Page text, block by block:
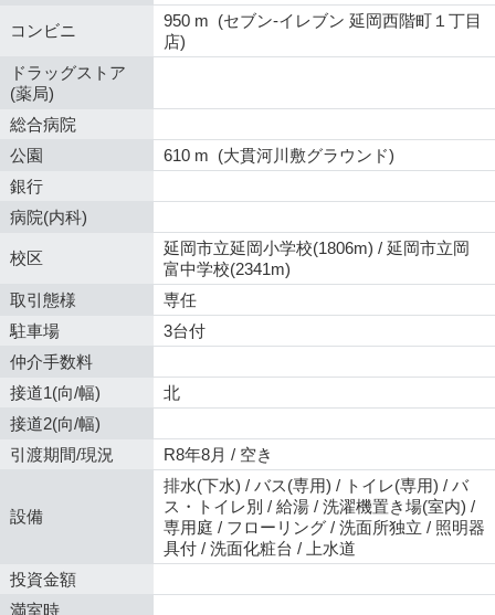
コンビニ
950 m (セブン-イレブン 延岡西階町１丁目
店)
ドラッグストア
(薬局)
総合病院
公園
610 m (大貫河川敷グラウンド)
銀行
病院(内科)
校区
延岡市立延岡小学校(1806m) / 延岡市立岡
富中学校(2341m)
取引態様
専任
駐車場
3台付
仲介手数料
接道1(向/幅)
北
接道2(向/幅)
引渡期間/現況
R8年8月 / 空き
設備
排水(下水) / バス(専用) / トイレ(専用) / バ
ス・トイレ別 / 給湯 / 洗濯機置き場(室内) /
専用庭 / フローリング / 洗面所独立 / 照明器
具付 / 洗面化粧台 / 上水道
投資金額
満室時